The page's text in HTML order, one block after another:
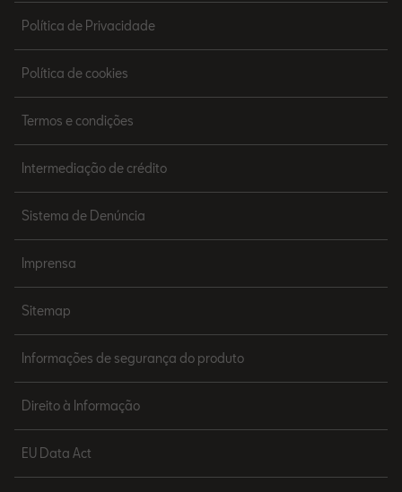
Política de Privacidade
Política de cookies
Termos e condições
Intermediação de crédito
Sistema de Denúncia
Imprensa
Sitemap
Informações de segurança do produto
Direito à Informação
EU Data Act